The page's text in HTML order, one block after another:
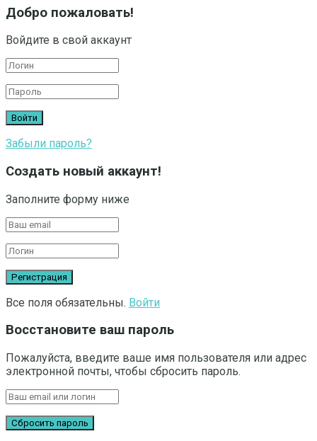
Добро пожаловать!
Войдите в свой аккаунт
Забыли пароль?
Создать новый аккаунт!
Заполните форму ниже
Все поля обязательны. Войти
Восстановите ваш пароль
Пожалуйста, введите ваше имя пользователя или адрес
электронной почты, чтобы сбросить пароль.